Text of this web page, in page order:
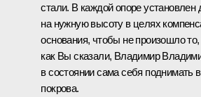
стали. В каждой опоре
на нужную высоту в целях
основания, чтобы не произошло
как Вы сказали, Владимир
в состоянии сама себя поднимать
покрова.